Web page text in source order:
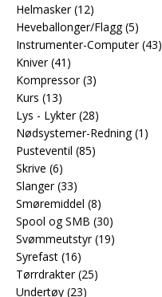
Helmasker (12)
Heveballonger/Flagg (5)
Instrumenter-Computer (43)
Kniver (41)
Kompressor (3)
Kurs (13)
Lys - Lykter (28)
Nødsystemer-Redning (1)
Pusteventil (85)
Skrive (6)
Slanger (33)
Smøremiddel (8)
Spool og SMB (30)
Svømmeutstyr (19)
Syrefast (16)
Tørrdrakter (25)
Undertøy (23)